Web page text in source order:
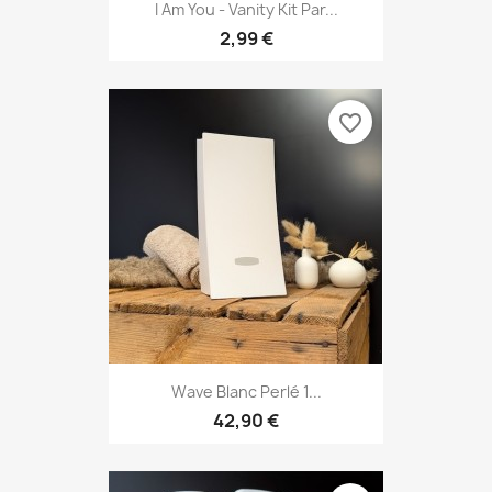
I Am You - Vanity Kit Par...
2,99 €
Wave Blanc Perlé 1...
42,90 €
favorite_border